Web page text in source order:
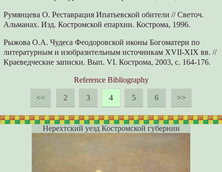
Румянцева О. Реставрация Ипатьевской обители // Светоч.
Альманах. Изд. Костромской епархии. Кострома, 1996.
Рыжова О.А. Чудеса Феодоровской иконы Богоматери по
литературным и изобразительным источникам XVII-XIX вв. //
Краеведческие записки. Вып. VI. Кострома, 2003, с. 164-176.
Reference Bibliography
<< 2 3 4 5 6 >>
Нерехтский уезд Костромской губернии